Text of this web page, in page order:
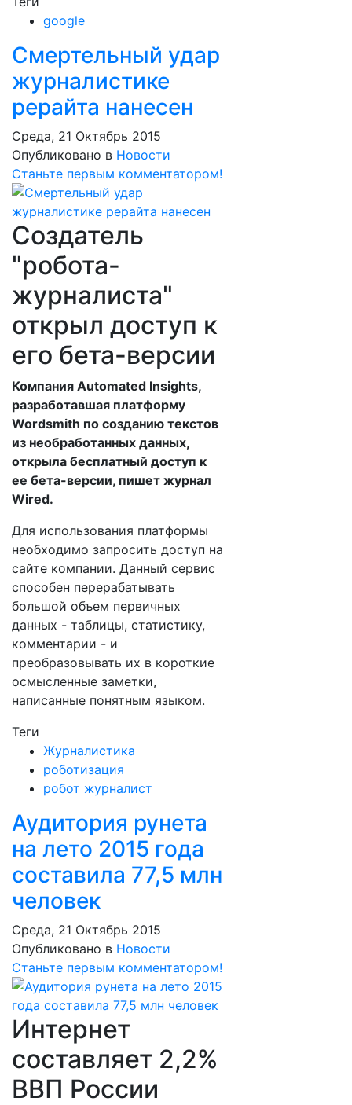
google
Смертельный удар
журналистике
рерайта нанесен
Среда, 21 Октябрь 2015
Опубликовано в Новости
Станьте первым комментатором!
Создатель
"робота-
журналиста"
открыл доступ к
его бета-версии
Компания Automated Insights,
разработавшая платформу
Wordsmith по созданию текстов
из необработанных данных,
открыла бесплатный доступ к
ее бета-версии, пишет журнал
Wired.
Для использования платформы
необходимо запросить доступ на
сайте компании. Данный сервис
способен перерабатывать
большой объем первичных
данных - таблицы, статистику,
комментарии - и
преобразовывать их в короткие
осмысленные заметки,
написанные понятным языком.
Теги
Журналистика
роботизация
робот журналист
Аудитория рунета
на лето 2015 года
составила 77,5 млн
человек
Среда, 21 Октябрь 2015
Опубликовано в Новости
Станьте первым комментатором!
Интернет
составляет 2,2%
ВВП России